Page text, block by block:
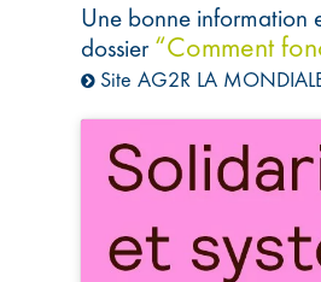
Une bonne information
dossier “Comment
Site AG2R LA